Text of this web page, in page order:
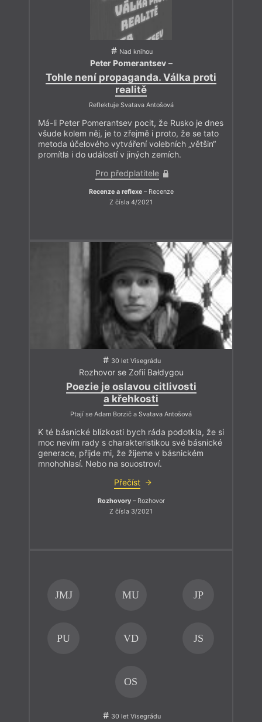
Nad knihou
Peter Pomerantsev–
Tohle není propaganda. Válka proti
realitě
Reflektuje Svatava Antošová
Má-li Peter Pomerantsev pocit, že Rusko je dnes
všude kolem něj, je to zřejmě i proto, že se tato
metoda účelového vytváření volebních „většin“
promítla i do událostí v jiných zemích.
Pro předplatitele
Recenze a reflexe– Recenze
Z čísla 4/2021
30 let Visegrádu
Rozhovor se Zofií Bałdygou
Poezie je oslavou citlivosti
a křehkosti
Ptají se Adam Borzič a Svatava Antošová
K té básnické blízkosti bych ráda podotkla, že si
moc nevím rady s charakteristikou své básnické
generace, přijde mi, že žijeme v básnickém
mnohohlasí. Nebo na souostroví.
Přečíst
Rozhovory– Rozhovor
Z čísla 3/2021
JMJ MU JP
PU VD JS
OS
30 let Visegrádu